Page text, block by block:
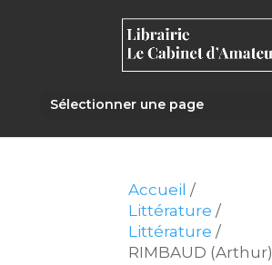
Sélectionner une page
Accueil /
Littérature /
Littérature /
RIMBAUD (Arthur)